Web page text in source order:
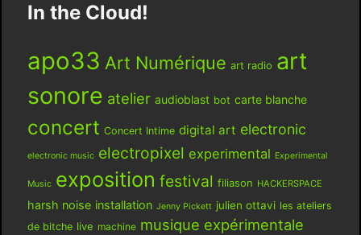
In the Cloud!
apo33 Art Numérique art radio art
sonore atelier audioblast bot carte blanche
concert Concert Intime digital art electronic
electronic music electropixel experimental Experimental
Music exposition festival filiason HACKERSPACE
harsh noise installation Jenny Pickett julien ottavi les ateliers
de bitche live machine musique expérimentale